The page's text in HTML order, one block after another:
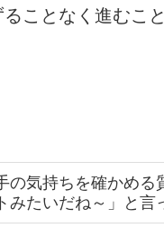
ことなく進むこ
の気持ちを確かめる
みたいだね～」と言